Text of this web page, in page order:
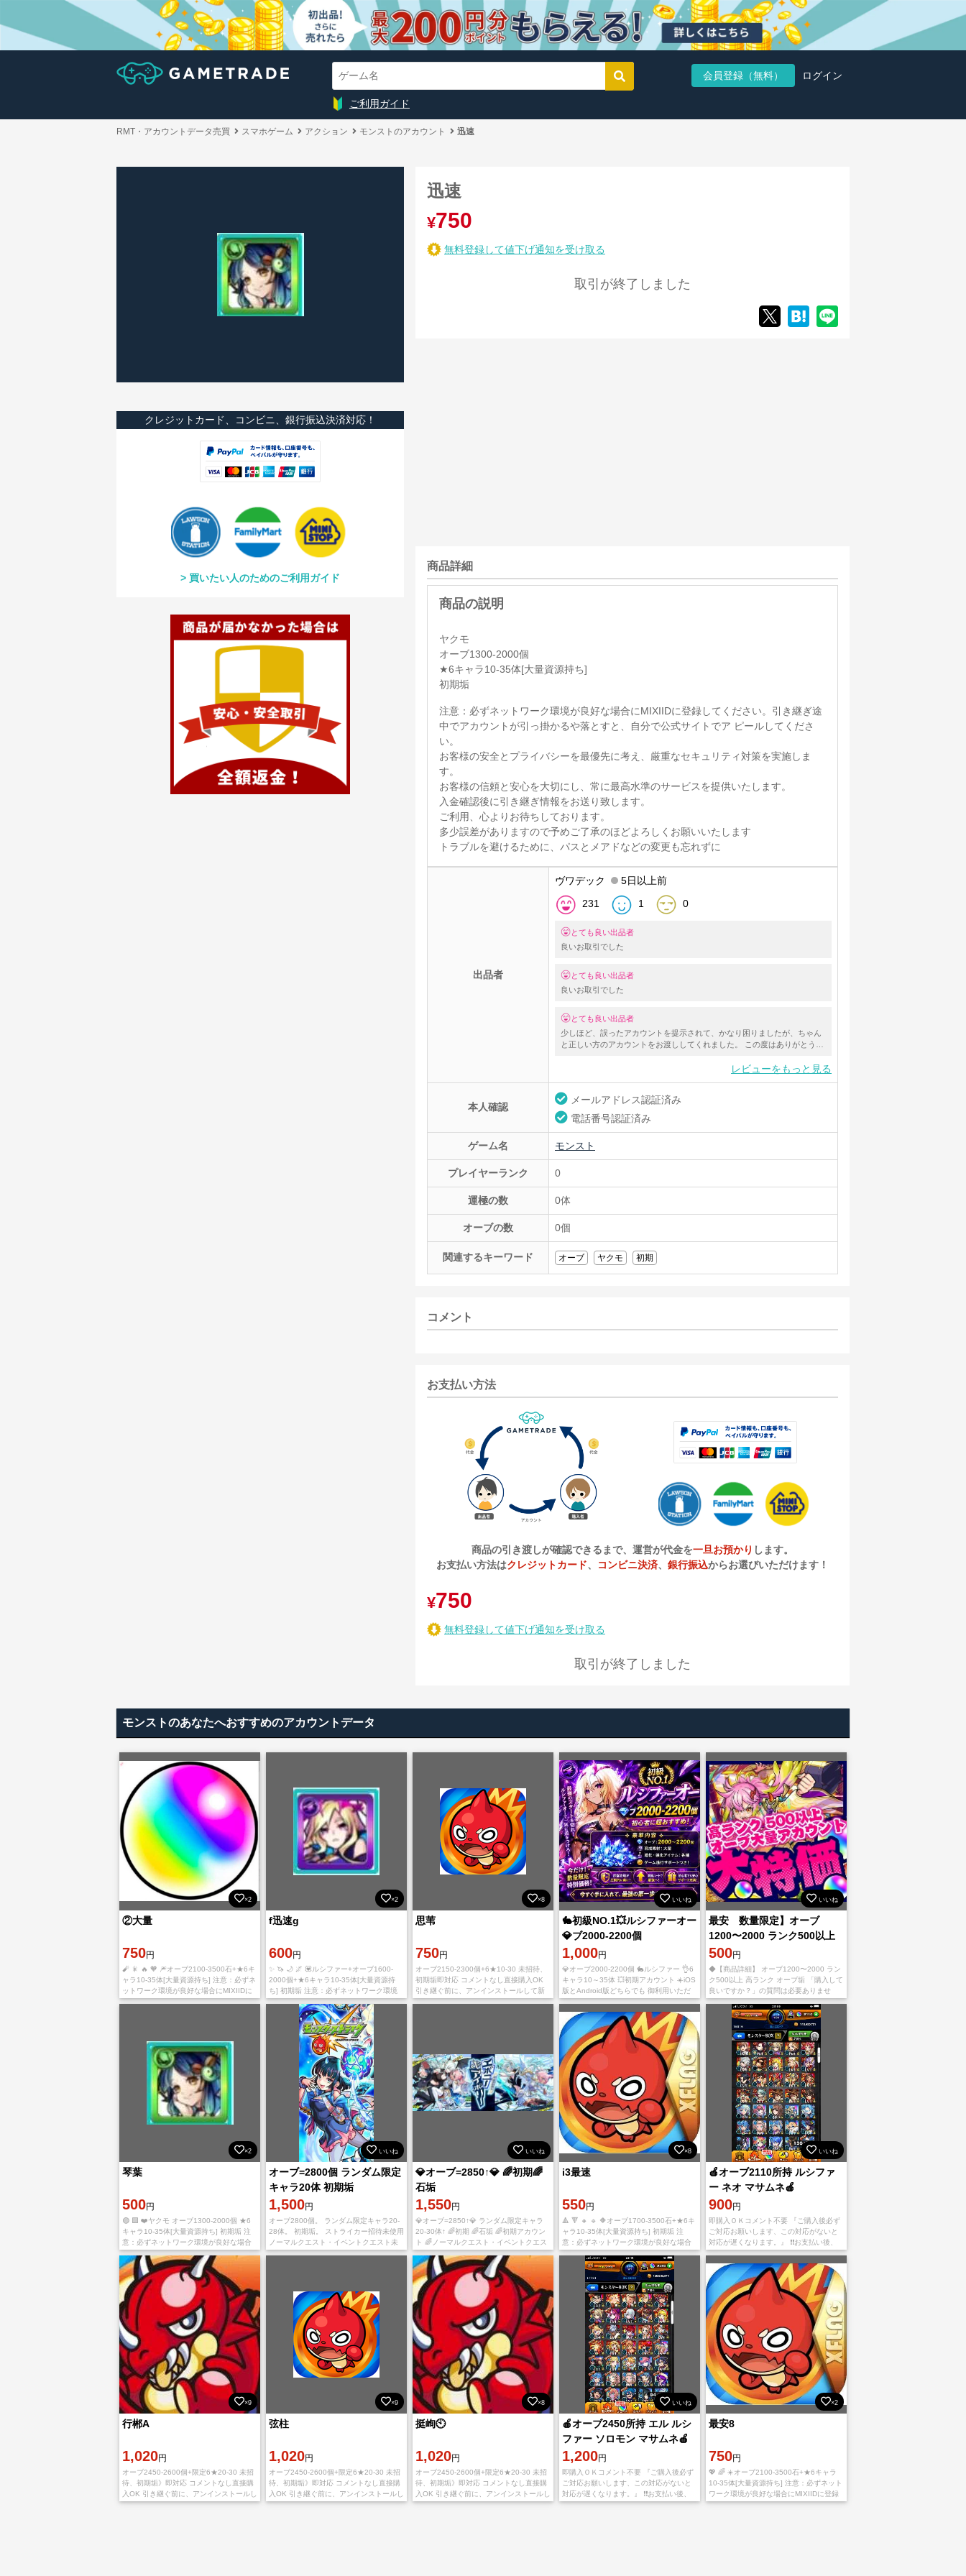
会員登録（無料） ログイン
ご利用ガイド
RMT・アカウントデータ売買 スマホゲーム アクション モンストのアカウント 迅速
クレジットカード、コンビニ、銀行振込決済対応！
買いたい人のためのご利用ガイド
迅速
¥750
無料登録して値下げ通知を受け取る
取引が終了しました
商品詳細
ヤクモ
オーブ1300-2000個
★6キャラ10-35体[大量資源持ち]
初期垢
注意：必ずネットワーク環境が良好な場合にMIXIIDに登録してください。引き継ぎ途
中でアカウントが引っ掛かるや落とすと、自分で公式サイトでア ピールしてくださ
い。
お客様の安全とプライバシーを最優先に考え、厳重なセキュリティ対策を実施しま
す。
お客様の信頼と安心を大切にし、常に最高水準のサービスを提供いたします。
入金確認後に引き継ぎ情報をお送り致します。
ご利用、心よりお待ちしております。
多少誤差がありますので予めご了承のほどよろしくお願いいたします
トラブルを避けるために、パスとメアドなどの変更も忘れずに
出品者
ヴワデック 5日以上前
231 1 0
とても良い出品者
良いお取引でした
とても良い出品者
良いお取引でした
とても良い出品者
少しほど、誤ったアカウントを提示されて、かなり困りましたが、ちゃん
と正しい方のアカウントをお渡ししてくれました。 この度はありがとうご
レビューをもっと見る
本人確認
メールアドレス認証済み
電話番号認証済み
ゲーム名 モンスト
プレイヤーランク 0
運極の数 0体
オーブの数 0個
関連するキーワード オーブ ヤクモ 初期
コメント
お支払い方法
商品の引き渡しが確認できるまで、運営が代金を一旦お預かり します。
お支払い方法はクレジットカード、 コンビニ決済、 銀行振込からお選びいただけます！
¥750
無料登録して値下げ通知を受け取る
取引が終了しました
モンストのあなたへおすすめのアカウントデータ
×2
②大量
750円
🧨 🎇 🔥 🧡 🎆オーブ2100-3500石+★6キ
ャラ10-35体[大量資源持ち] 注意：必ずネ
ットワーク環境が良好な場合にMIXIIDに
登録してください。引き継ぎ途中でアカ
×2
f迅速g
600円
✨ 🦄 🌙 🌌 💟ルシファー+オーブ1600-
2000個+★6キャラ10-35体[大量資源持
ち] 初期垢 注意：必ずネットワーク環境
が良好な場合にMIXIIDに登録してくださ
い。引き継ぎ途中でアカウン
×8
思苇
750円
オーブ2150-2300個+6★10-30 未招待、
初期垢即対応 コメントなし直接購入OK
引き継ぐ前に、アンインストールして新
たにインストールする必要があります。
いいね
🐇初級NO.1💥ルシファーオー
💎ブ2000-2200個
1,000円
💎オーブ2000-2200個 🐇ルシファー 👌6
キャラ10～35体 💥初期アカウント ☀️iOS
版とAndroid版どちらでも 御利用いただ
け。 🌙ご入金確認後、 ⭐MIXI IDのアカウ
ントとパスワー
いいね
最安 数量限定】オーブ
1200〜2000 ランク500以上
高ランク オーブ垢 無言購入
OK
500円
◆【商品詳細】 オーブ1200〜2000 ラン
ク500以上 高ランク オーブ垢 「購入して
良いですか？」の質問は必要ありませ
ん。 購入後お支払いが済みましたら、捨
てメアドのメールアドレスを1個ご連絡
×2
琴葉
500円
🟣 🟪 ❤️ヤクモ オーブ1300-2000個 ★6
キャラ10-35体[大量資源持ち] 初期垢 注
意：必ずネットワーク環境が良好な場合
にMIXIIDに登録してください。引き継ぎ
途中でアカウントが
いいね
オーブ=2800個 ランダム限定
キャラ20体 初期垢
1,500円
オーブ2800個。 ランダム限定キャラ20-
28体。 初期垢。 ストライカー招待未使用
ノーマルクエスト・イベントクエスト未
使用 アカウント：MIXI ID サーバー：日
いいね
💎オーブ=2850↑💎 🌈初期🌈
石垢
1,550円
💎オーブ=2850↑💎 ランダム限定キャラ
20-30体↑ 🌈初期 🌈石垢 🌈初期アカウン
ト 🌈ノーマルクエスト・イベントクエス
ト未使用 🌈ストライカー招待未使用 🌈書
庫未使用
×8
i3最速
550円
🔺 🔻 🔸 🔹 🔶オーブ1700-3500石+★6キ
ャラ10-35体[大量資源持ち] 初期垢 注
意：必ずネットワーク環境が良好な場合
にMIXIIDに登録してください。引き継ぎ
途中でアカウントが引っ掛かる
いいね
🍎オーブ2110所持 ルシファ
ー ネオ マサムネ🍎
900円
即購入ＯＫコメント不要 『ご購入後必ず
ご対応お願いします、この対応がないと
対応が遅くなります。』 ❗️❗️お支払い後、
アプリをappStoreもしくはGoogleplayか
ら【捨
×9
行郴A
1,020円
オーブ2450-2600個+限定6★20-30 未招
待、初期垢》即対応 コメントなし直接購
入OK 引き継ぐ前に、アンインストールし
て新たにインストールする必要がありま
×9
弦柱
1,020円
オーブ2450-2600個+限定6★20-30 未招
待、初期垢》即対応 コメントなし直接購
入OK 引き継ぐ前に、アンインストールし
て新たにインストールする必要がありま
×8
挺峋🕙
1,020円
オーブ2450-2600個+限定6★20-30 未招
待、初期垢》即対応 コメントなし直接購
入OK 引き継ぐ前に、アンインストールし
て新たにインストールする必要がありま
いいね
🍎オーブ2450所持 エル ルシ
ファー ソロモン マサムネ🍎
1,200円
即購入ＯＫコメント不要 『ご購入後必ず
ご対応お願いします、この対応がないと
対応が遅くなります。』 ❗️❗️お支払い後、
アプリをappStoreもしくはGoogleplayか
×2
最安8
750円
💖 🌈 ☀️オーブ2100-3500石+★6キャラ
10-35体[大量資源持ち] 注意：必ずネット
ワーク環境が良好な場合にMIXIIDに登録
してください。引き継ぎ途中でアカウン